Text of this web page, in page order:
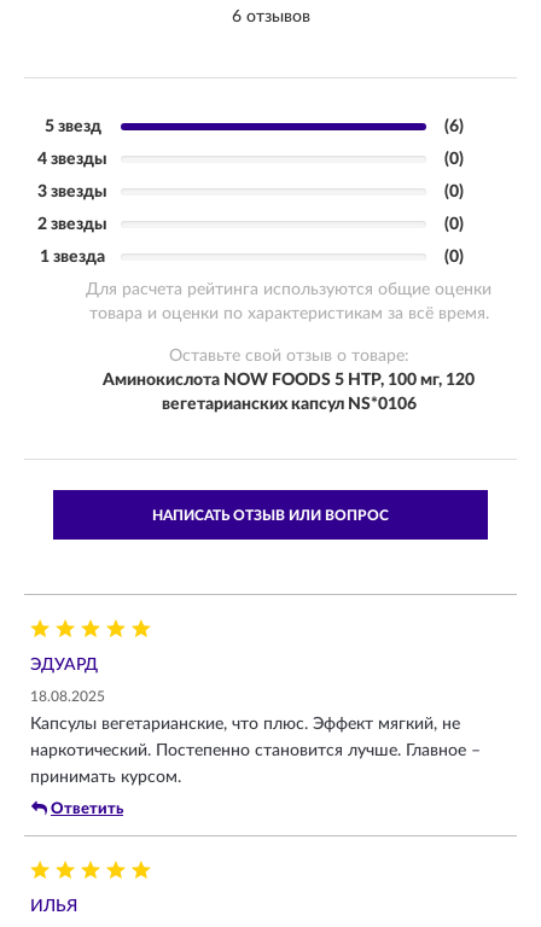
6 отзывов
5 звезд
(6)
4 звезды
(0)
3 звезды
(0)
2 звезды
(0)
1 звезда
(0)
Для расчета рейтинга используются общие оценки
товара и оценки по характеристикам за всё время.
Оставьте свой отзыв о товаре:
Аминокислота NOW FOODS 5 HTP, 100 мг, 120
вегетарианских капсул NS*0106
НАПИСАТЬ ОТЗЫВ ИЛИ ВОПРОС
ЭДУАРД
18.08.2025
Капсулы вегетарианские, что плюс. Эффект мягкий, не
наркотический. Постепенно становится лучше. Главное –
принимать курсом.
Ответить
ИЛЬЯ